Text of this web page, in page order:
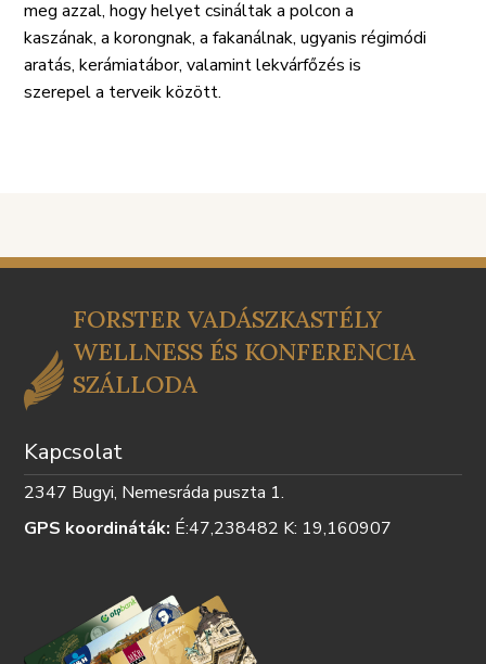
meg azzal, hogy helyet csináltak a polcon a
kaszának, a korongnak, a fakanálnak, ugyanis régimódi
aratás, kerámiatábor, valamint lekvárfőzés is
szerepel a terveik között.
FORSTER VADÁSZKASTÉLY
WELLNESS ÉS KONFERENCIA
SZÁLLODA
Kapcsolat
2347 Bugyi, Nemesráda puszta 1.
GPS koordináták: É:47,238482 K: 19,160907